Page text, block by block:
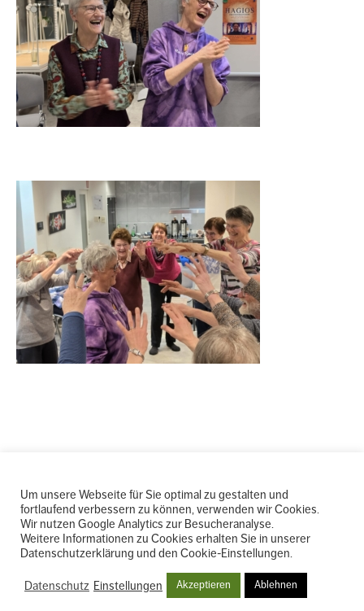
WEITERE
INFOS
|BARRIEREFREIHEIT|BESCHWERDE|NEWSLETTER
Um unsere Webseite für Sie optimal zu gestalten und
fortlaufend verbessern zu können, verwenden wir Cookies.
Wir nutzen Google Analytics zur Besucheranalyse.
Weitere Informationen zu Cookies erhalten Sie in unserer
Datenschutzerklärung und den Cookie-Einstellungen.
Datenschutz Einstellungen Akzeptieren Ablehnen